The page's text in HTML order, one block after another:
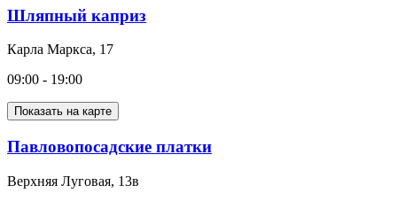
Шляпный каприз
Карла Маркса, 17
09:00 - 19:00
Показать на карте
Павловопосадские платки
Верхняя Луговая, 13в